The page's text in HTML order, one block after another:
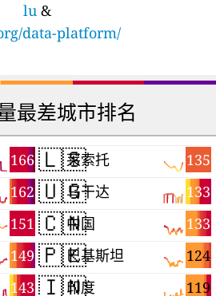
lu&
data-platform/
最差城市排名
166
162
151
149
143
🇱🇸 135
莱索托
🇺🇬 133
乌干达
🇨🇳 133
中国
🇵🇰 124
巴基斯坦
🇮🇳 119
印度